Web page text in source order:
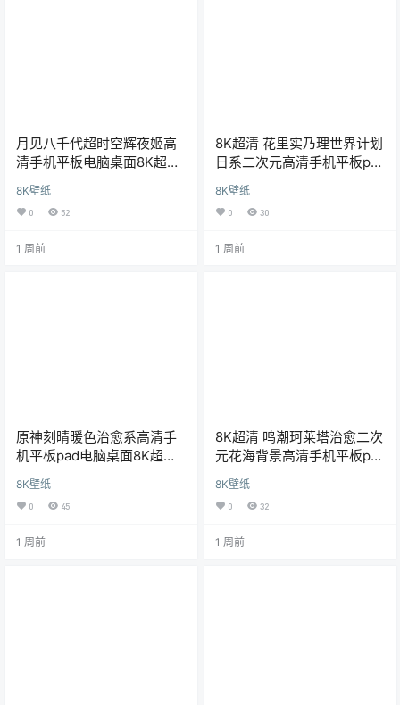
月见八千代超时空辉夜姬高
清手机平板电脑桌面8K超清
壁纸商用海报
8K壁纸
0 52
1 周前
8K超清 花里实乃理世界计划
日系二次元高清手机平板pad
电脑壁纸
8K壁纸
0 30
1 周前
原神刻晴暖色治愈系高清手
机平板pad电脑桌面8K超清
8K壁纸
0 45
1 周前
8K超清 鸣潮珂莱塔治愈二次
元花海背景高清手机平板pad
8K壁纸
0 32
1 周前